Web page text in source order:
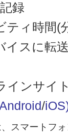
録
ティ時間(
イスに転
インサイ
/
スマートフ